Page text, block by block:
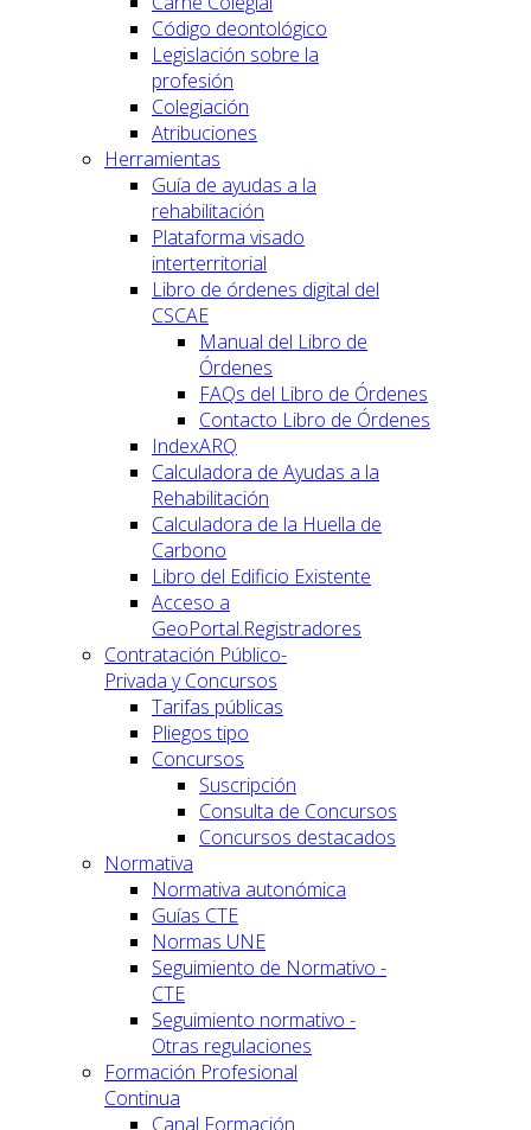
Código deontológico
Legislación sobre la
profesión
Colegiación
Atribuciones
Herramientas
Guía de ayudas a la
rehabilitación
Plataforma visado
interterritorial
Libro de órdenes digital del
CSCAE
Manual del Libro de
Órdenes
FAQs del Libro de Órdenes
Contacto Libro de Órdenes
IndexARQ
Calculadora de Ayudas a la
Rehabilitación
Calculadora de la Huella de
Carbono
Libro del Edificio Existente
Acceso a
GeoPortal.Registradores
Contratación Público-
Privada y Concursos
Tarifas públicas
Pliegos tipo
Concursos
Suscripción
Consulta de Concursos
Concursos destacados
Normativa
Normativa autonómica
Guías CTE
Normas UNE
Seguimiento de Normativo -
CTE
Seguimiento normativo -
Otras regulaciones
Formación Profesional
Continua
Canal Formación